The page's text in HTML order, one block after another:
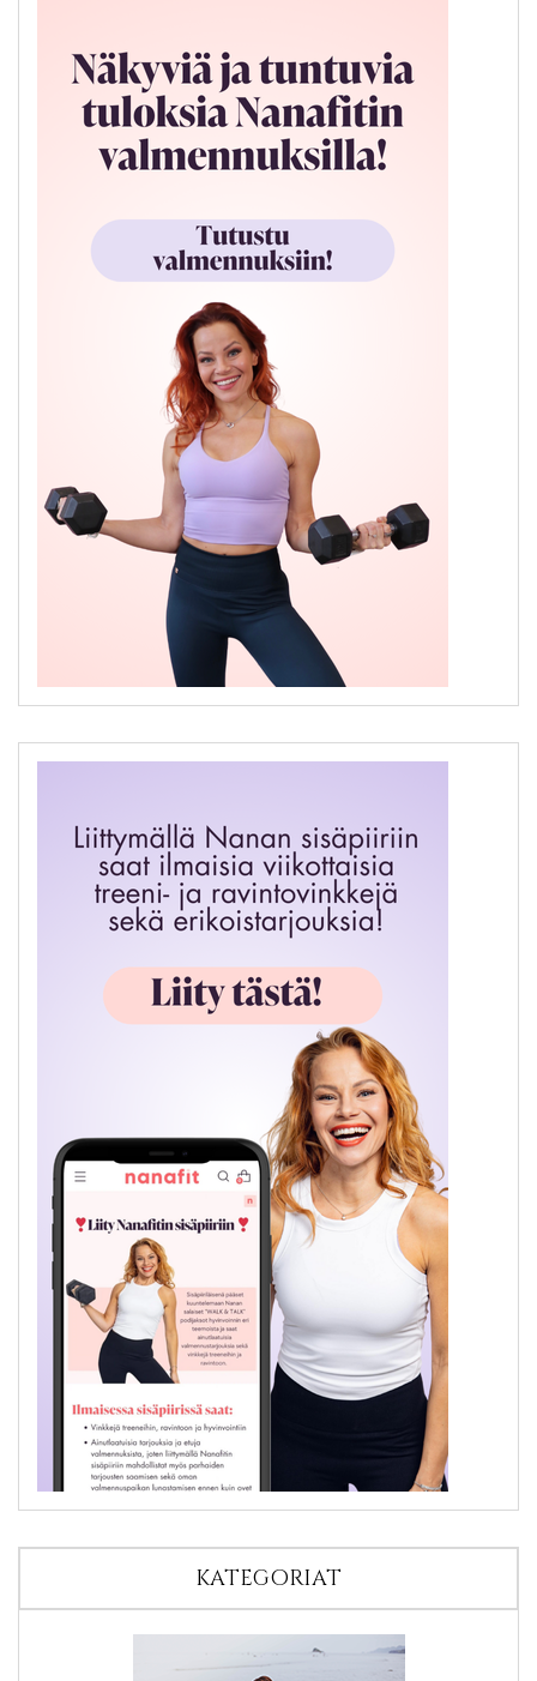
KATEGORIAT